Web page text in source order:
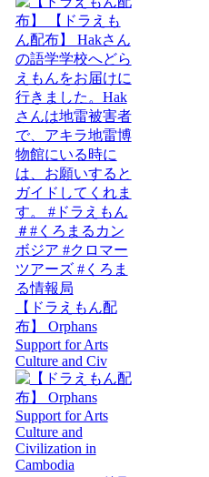
【ドラえもん配
布】 Orphans
Support for Arts
Culture and Civ